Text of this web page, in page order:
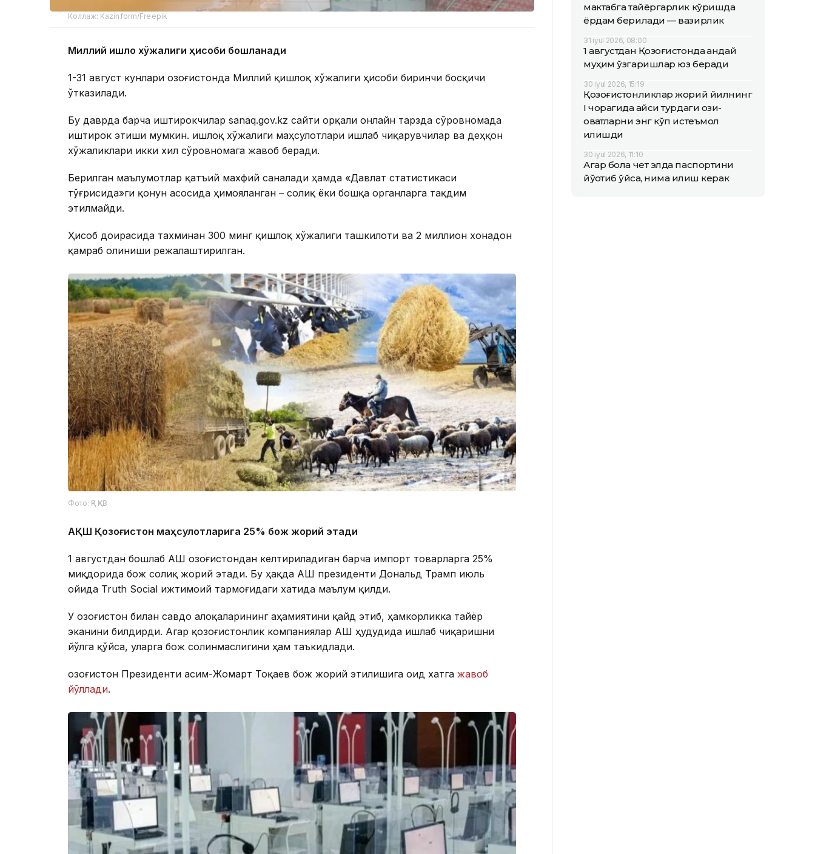
Коллаж: Kazinform/Freepik
Миллий қишлоқ хўжалиги ҳисоби бошланади
1-31 август кунлари Қозоғистонда Миллий қишлоқ хўжалиги ҳисоби биринчи босқичи
ўтказилади.
Бу даврда барча иштирокчилар sanaq.gov.kz сайти орқали онлайн тарзда сўровномада
иштирок этиши мумкин. Қишлоқ хўжалиги маҳсулотлари ишлаб чиқарувчилар ва деҳқон
хўжаликлари икки хил сўровномага жавоб беради.
Берилган маълумотлар қатъий махфий саналади ҳамда «Давлат статистикаси
тўғрисида»ги қонун асосида ҳимояланган – солиқ ёки бошқа органларга тақдим
этилмайди.
Ҳисоб доирасида тахминан 300 минг қишлоқ хўжалиги ташкилоти ва 2 миллион хонадон
қамраб олиниши режалаштирилган.
Фото: ҚР ҚХВ
АҚШ Қозоғистон маҳсулотларига 25% бож жорий этади
1 августдан бошлаб АҚШ Қозоғистондан келтириладиган барча импорт товарларга 25%
миқдорида бож солиқ жорий этади. Бу ҳақда АҚШ президенти Дональд Трамп июль
ойида Truth Social ижтимоий тармоғидаги хатида маълум қилди.
У Қозоғистон билан савдо алоқаларининг аҳамиятини қайд этиб, ҳамкорликка тайёр
эканини билдирди. Агар қозоғистонлик компаниялар АҚШ ҳудудида ишлаб чиқаришни
йўлга қўйса, уларга бож солинмаслигини ҳам таъкидлади.
Қозоғистон Президенти Қасим-Жомарт Тоқаев бож жорий этилишига оид хатга жавоб
йўллади.
мактабга тайёргарлик кўришда
ёрдам берилади — вазирлик
31 iyul 2026, 08:00
1 августдан Қозоғистонда қандай
муҳим ўзгаришлар юз беради
30 iyul 2026, 15:19
Қозоғистонликлар жорий йилнинг
I чорагида қайси турдаги озиқ-
овқатларни энг кўп истеъмол
қилишди
30 iyul 2026, 11:10
Агар бола чет элда паспортини
йўқотиб қўйса, нима қилиш керак